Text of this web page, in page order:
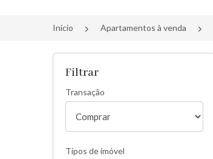
Início Apartamentos à venda
Filtrar
Transação
Tipos de imóvel